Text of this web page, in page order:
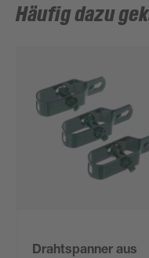
Häufig dazu
Drahtspanner aus